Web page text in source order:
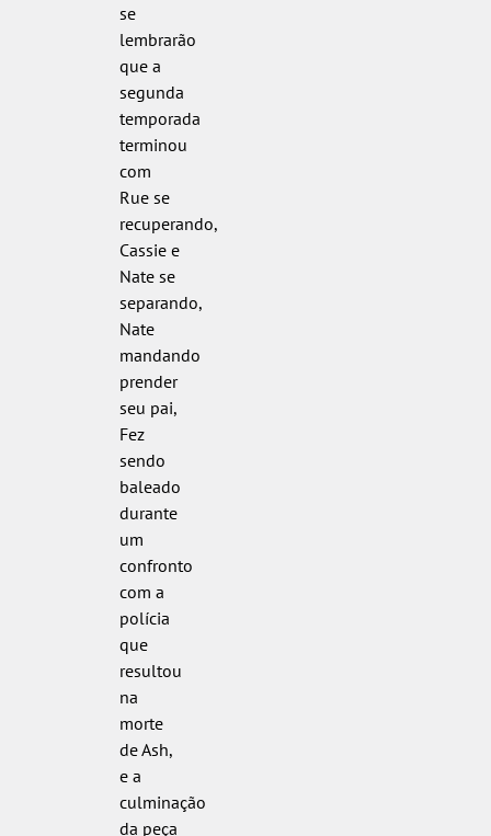
se
lembrarão
que a
segunda
temporada
terminou
com
Rue se
recuperando,
Cassie e
Nate se
separando,
Nate
mandando
prender
seu pai,
Fez
sendo
baleado
durante
um
confronto
com a
polícia
que
resultou
na
morte
de Ash,
e a
culminação
da peça